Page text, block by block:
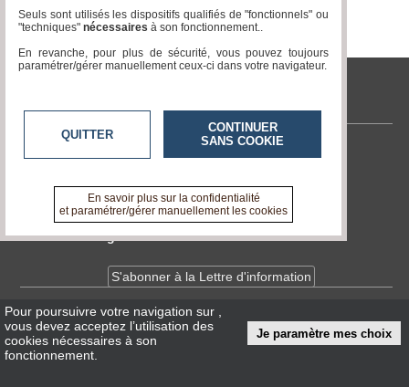
tvlocale.fr
Contactez-nous
A propos de tvlocale.fr
Devenir délégué
S'abonner à la Lettre d'information
InfosCNIL/RGPD
Conditions Générales d'Utilisation
Pour poursuivre votre navigation sur
vous devez acceptez l’utilisation des
cookies nécessaires à son
fonctionnement.
Je paramètre mes choix
Seuls sont utilisés les dispositifs qualifiés de "fonctionnels" ou
"techniques" nécessaires à son fonctionnement..
En revanche, pour plus de sécurité, vous pouvez toujours
paramétrer/gérer manuellement ceux-ci dans votre navigateur.
QUITTER
CONTINUER
SANS COOKIE
En savoir plus sur la confidentialité
et paramétrer/gérer manuellement les cookies